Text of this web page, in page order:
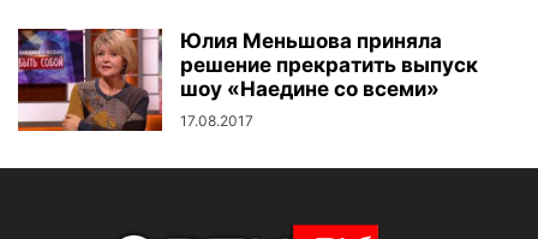
Юлия Меньшова приняла
решение прекратить выпуск
шоу «Наедине со всеми»
17.08.2017